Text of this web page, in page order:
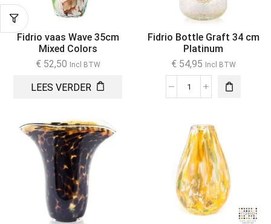
Fidrio vaas Wave 35cm
Mixed Colors
€52,50 Incl BTW
LEES VERDER
Fidrio Bottle Graft 34 cm
Platinum
€54,95 Incl BTW